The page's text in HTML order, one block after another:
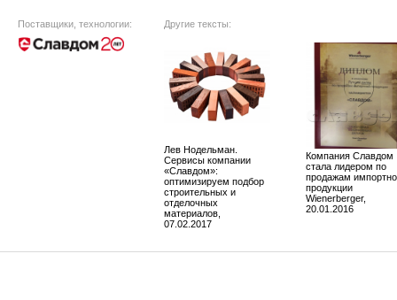
Поставщики, технологии: Другие тексты:
Лев Нодельман.
Сервисы компании
«Славдом»:
оптимизируем подбор
строительных и
отделочных
материалов,
07.02.2017
Компания Славдом
стала лидером по
продажам
продукции
Wienerberger,
20.01.2016